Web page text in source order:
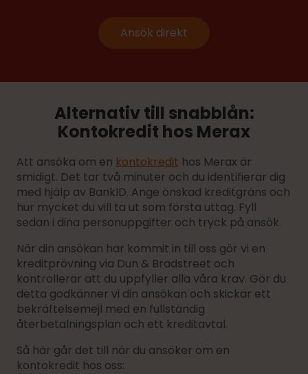
Ansök direkt
Alternativ till snabblån:
Kontokredit hos Merax
Att ansöka om en kontokredit hos Merax är
smidigt. Det tar två minuter och du identifierar dig
med hjälp av BankID. Ange önskad kreditgräns och
hur mycket du vill ta ut som första uttag. Fyll
sedan i dina personuppgifter och tryck på ansök.
När din ansökan har kommit in till oss gör vi en
kreditprövning via Dun & Bradstreet och
kontrollerar att du uppfyller alla våra krav. Gör du
detta godkänner vi din ansökan och skickar ett
bekräftelsemejl med en fullständig
återbetalningsplan och ett kreditavtal.
Så här går det till när du ansöker om en
kontokredit hos oss: